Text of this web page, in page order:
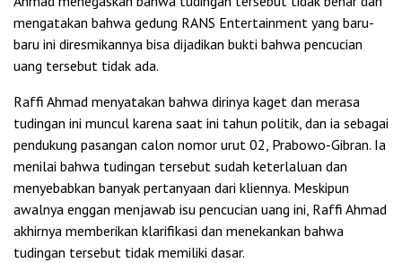
mengatakan bahwa gedung RANS Entertainment yang baru-
baru ini diresmikannya bisa dijadikan bukti bahwa pencucian
uang tersebut tidak ada.
Raffi Ahmad menyatakan bahwa dirinya kaget dan merasa
tudingan ini muncul karena saat ini tahun politik, dan ia sebagai
pendukung pasangan calon nomor urut 02, Prabowo-Gibran. Ia
menilai bahwa tudingan tersebut sudah keterlaluan dan
menyebabkan banyak pertanyaan dari kliennya. Meskipun
awalnya enggan menjawab isu pencucian uang ini, Raffi Ahmad
akhirnya memberikan klarifikasi dan menekankan bahwa
tudingan tersebut tidak memiliki dasar.